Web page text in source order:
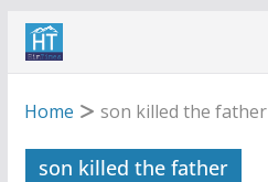
Skip
Home
son killed the father
son killed the father